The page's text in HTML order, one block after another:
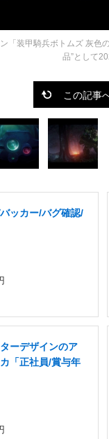
「装甲騎兵ボトムズ 灰色
品”として
この記事
ッカー/バグ確認/
ーデザインのア
「正社員/賞与年